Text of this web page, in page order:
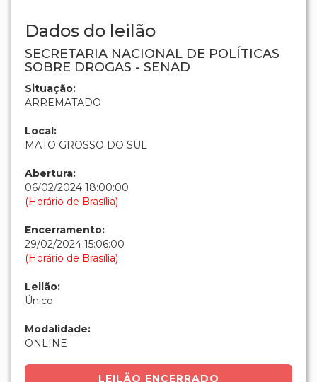
Dados do leilão
SECRETARIA NACIONAL DE POLÍTICAS
SOBRE DROGAS - SENAD
Situação:
ARREMATADO
Local:
MATO GROSSO DO SUL
Abertura:
06/02/2024 18:00:00
(Horário de Brasília)
Encerramento:
29/02/2024 15:06:00
(Horário de Brasília)
Leilão:
Único
Modalidade:
ONLINE
LEILÃO ENCERRADO